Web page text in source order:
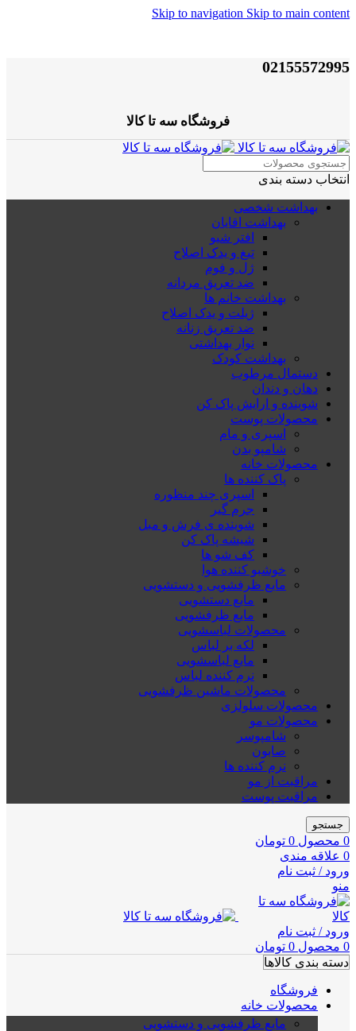
Skip to navigation Skip to main content
02155572995
فروشگاه سه تا کالا
انتخاب دسته بندی
بهداشت شخصی
بهداشت اقایان
افتر شیو
تیغ و یدک اصلاح
ژل و فوم
ضد تعریق مردانه
بهداشت خانم ها
ژیلت و یدک اصلاح
ضد تعریق زنانه
نوار بهداشتی
بهداشت کودک
دستمال مرطوب
دهان و دندان
شوینده و ارایش پاک کن
محصولات پوست
اسپری و مام
شامپو بدن
محصولات خانه
پاک کننده ها
اسپری چند منظوره
جرم گیر
شوینده ی فرش و مبل
شیشه پاک کن
کف شو ها
خوشبو کننده هوا
مایع ظرفشویی و دستشویی
مایع دستشویی
مایع ظرفشویی
محصولات لباسشویی
لکه بر لباس
مایع لباسشویی
نرم کننده لباس
محصولات ماشین ظرفشویی
محصولات سلولزی
محصولات مو
شامپوسر
صابون
نرم کننده ها
مراقبت از مو
مراقبت پوست
جستجو
0 محصول 0 تومان
0 علاقه مندی
ورود / ثبت نام
منو
ورود / ثبت نام
0 محصول 0 تومان
دسته بندی کالاها
فروشگاه
محصولات خانه
مایع ظرفشویی و دستشویی